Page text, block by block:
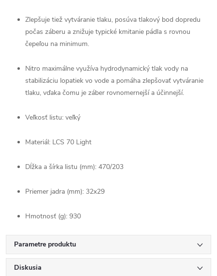
Zlepšuje tiež vytváranie tlaku, posúva tlakový bod dopredu
počas záberu a znižuje typické kmitanie pádla s rovnou
čepeľou na minimum.
Nitro maximálne využíva hydrodynamický tlak vody na
stabilizáciu lopatiek vo vode a pomáha zlepšovať vytváranie
tlaku, vďaka čomu je záber rovnomernejší a účinnejší.
Veľkosť listu: veľký
Materiál: LCS 70 Light
Dĺžka a šírka listu (mm): 470/203
Priemer jadra (mm): 32x29
Hmotnosť (g): 930
Parametre produktu
Diskusia